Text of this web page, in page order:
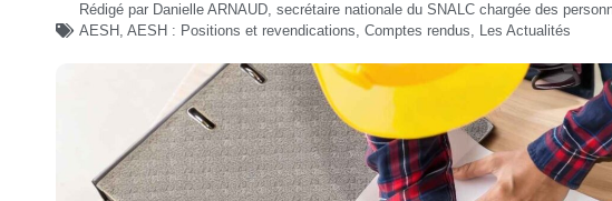
Rédigé par Danielle ARNAUD, secrétaire nationale du SNALC chargée des
AESH , AESH : Positions et revendications, Comptes rendus, Les Actualités